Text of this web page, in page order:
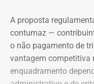
Quando a
inflação, a diferença
Patrimônio de
composto em
A proposta
contumaz —
o não pagamento de
vantagem competitiva
enquadramento